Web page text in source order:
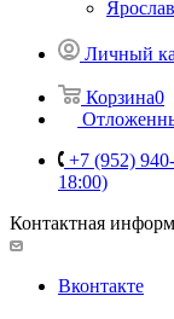
Личный
Корзина0
+7 (952)
18:00)
Контактная
Вконтакте